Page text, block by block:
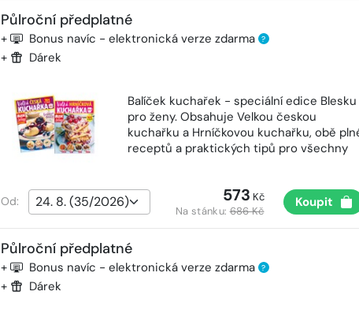
Půlroční předplatné
+ Bonus navíc - elektronická verze zdarma ?
+ Dárek
Balíček kuchařek - speciální edice Blesku
pro ženy. Obsahuje Velkou českou
kuchařku a Hrníčkovou kuchařku, obě
receptů a praktických tipů pro všechny
Od: 573 Kč
Na stánku:686 Kč
Koupit
Půlroční předplatné
+ Bonus navíc - elektronická verze zdarma ?
+ Dárek